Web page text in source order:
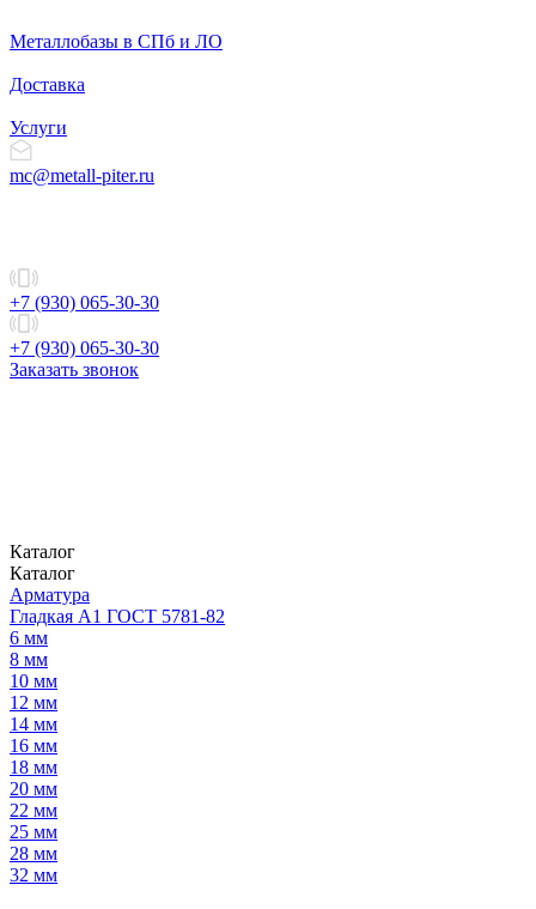
Металлобазы в СПб и ЛО
Доставка
Услуги
mc@metall-piter.ru
+7 (930) 065-30-30
+7 (930) 065-30-30
Заказать звонок
Каталог
Каталог
Арматура
Гладкая А1 ГОСТ 5781-82
6 мм
8 мм
10 мм
12 мм
14 мм
16 мм
18 мм
20 мм
22 мм
25 мм
28 мм
32 мм